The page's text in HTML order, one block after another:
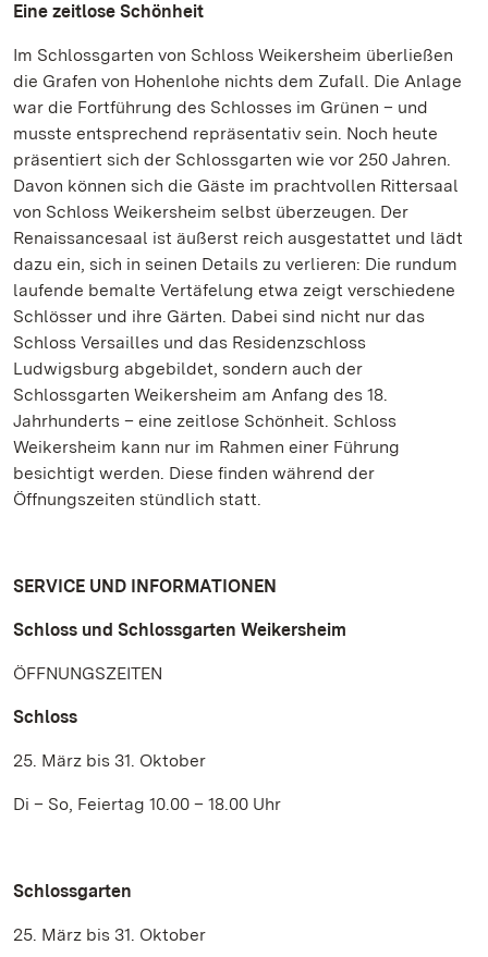
Eine zeitlose Schönheit
Im Schlossgarten von Schloss Weikersheim überließen
die Grafen von Hohenlohe nichts dem Zufall. Die Anlage
war die Fortführung des Schlosses im Grünen – und
musste entsprechend repräsentativ sein. Noch heute
präsentiert sich der Schlossgarten wie vor 250 Jahren.
Davon können sich die Gäste im prachtvollen Rittersaal
von Schloss Weikersheim selbst überzeugen. Der
Renaissancesaal ist äußerst reich ausgestattet und lädt
dazu ein, sich in seinen Details zu verlieren: Die rundum
laufende bemalte Vertäfelung etwa zeigt verschiedene
Schlösser und ihre Gärten. Dabei sind nicht nur das
Schloss Versailles und das Residenzschloss
Ludwigsburg abgebildet, sondern auch der
Schlossgarten Weikersheim am Anfang des 18.
Jahrhunderts – eine zeitlose Schönheit. Schloss
Weikersheim kann nur im Rahmen einer Führung
besichtigt werden. Diese finden während der
Öffnungszeiten stündlich statt.
SERVICE UND INFORMATIONEN
Schloss und Schlossgarten Weikersheim
ÖFFNUNGSZEITEN
Schloss
25. März bis 31. Oktober
Di – So, Feiertag 10.00 – 18.00 Uhr
Schlossgarten
25. März bis 31. Oktober